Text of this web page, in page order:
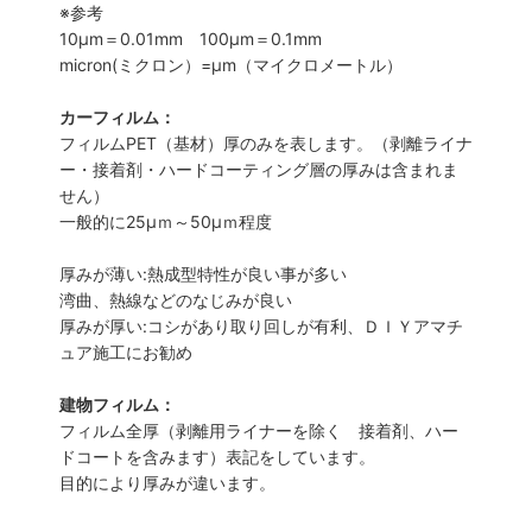
※参考
10μm＝0.01mm 100μm＝0.1mm
micron(ミクロン）=µm（マイクロメートル）
カーフィルム：
フィルムPET（基材）厚のみを表します。（剥離ライナ
ー・接着剤・ハードコーティング層の厚みは含まれま
せん）
一般的に25µｍ～50µｍ程度
厚みが薄い:熱成型特性が良い事が多い
湾曲、熱線などのなじみが良い
厚みが厚い:コシがあり取り回しが有利、ＤＩＹアマチ
ュア施工にお勧め
建物フィルム：
フィルム全厚（剥離用ライナーを除く 接着剤、ハー
ドコートを含みます）表記をしています。
目的により厚みが違います。